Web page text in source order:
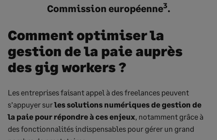
Commission européenne3.
Comment optimiser la
gestion de la paie auprès
des gig workers ?
Les entreprises faisant appel à des freelances peuvent
s’appuyer surles solutions numériques de gestion de
la paie pour répondre à ces enjeux, notamment grâce à
des fonctionnalités indispensables pour gérer un grand